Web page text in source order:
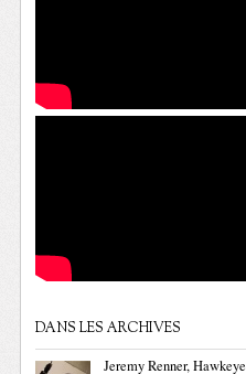
DANS LES ARCHIVES
Jeremy Renner,